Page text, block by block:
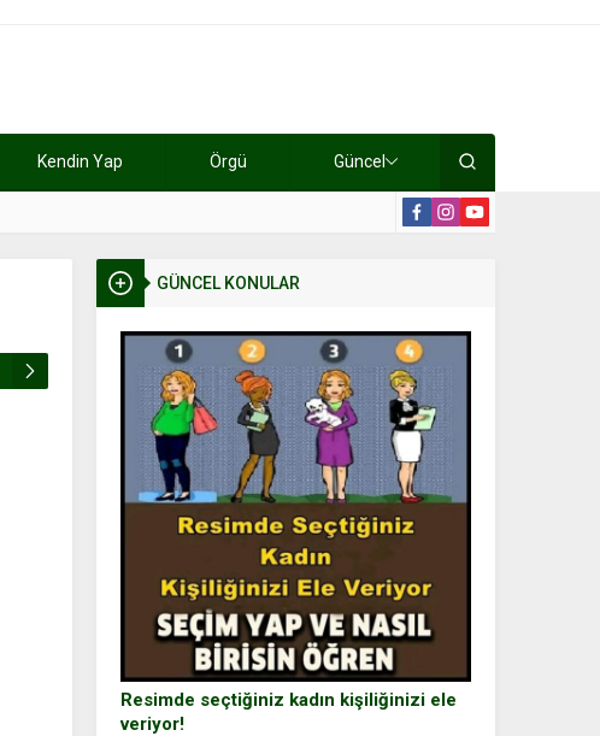
Kendin Yap Örgü Güncel
GÜNCEL KONULAR
Resimde seçtiğiniz kadın kişiliğinizi ele
veriyor!